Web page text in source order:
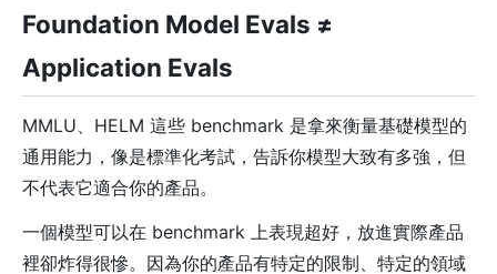
Foundation Model Evals ≠
Application Evals
MMLU、HELM 這些 benchmark 是拿來衡量基礎模型的
通用能力，像是標準化考試，告訴你模型大致有多強，但
不代表它適合你的產品。
一個模型可以在 benchmark 上表現超好，放進實際產品
裡卻炸得很慘。因為你的產品有特定的限制、特定的領域